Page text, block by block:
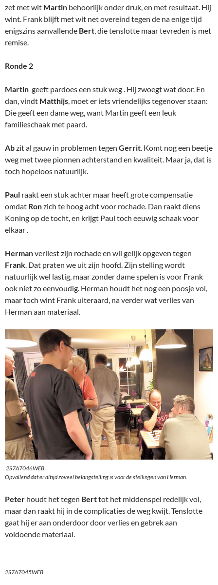
zet met wit Martin behoorlijk onder druk, en met resultaat. Hij
wint. Frank blijft met wit net overeind tegen de na enige tijd
enigszins aanvallende Bert, die tenslotte maar tevreden is met
remise.
Ronde 2
Martin geeft pardoes een stuk weg . Hij zwoegt wat door. En
dan, vindt Matthijs, moet er iets vriendelijks tegenover staan:
Die geeft een dame weg, want Martin geeft een leuk
familieschaak met paard.
Abzit al gauw in problemen tegen Gerrit. Komt nog een beetje
weg met twee pionnen achterstand en kwaliteit. Maar ja, dat is
toch hopeloos natuurlijk.
Paul raakt een stuk achter maar heeft grote compensatie
omdat Ronzich te hoog acht voor rochade. Dan raakt diens
Koning op de tocht, en krijgt Paul toch eeuwig schaak voor
elkaar .
Hermanverliest zijn rochade en wil gelijk opgeven tegen
Frank. Dat praten we uit zijn hoofd. Zijn stelling wordt
natuurlijk wel lastig, maar zonder dame spelen is voor Frank
ook niet zo eenvoudig. Herman houdt het nog een poosje vol,
maar toch wint Frank uiteraard, na verder wat verlies van
Herman aan materiaal.
2S7A7046WEB
Opvallend dat er altijd zoveel belangstelling is voor de stellingen van Herman.
Peter houdt het tegen Berttot het middenspel redelijk vol,
maar dan raakt hij in de complicaties de weg kwijt. Tenslotte
gaat hij er aan onderdoor door verlies en gebrek aan
voldoende materiaal.
2S7A7045WEB